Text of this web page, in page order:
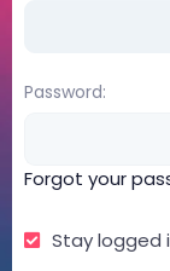
Password
Forgot your
Stay logged